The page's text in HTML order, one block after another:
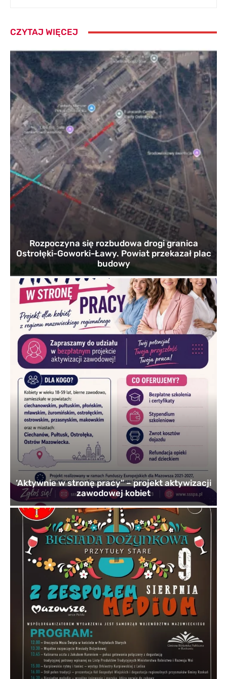
CZYTAJ WIĘCEJ
Rozpoczyna się rozbudowa drogi granica
Ostrołęki-Goworki-Ławy. Powiat przekazał plac
budowy
’Aktywnie w stronę pracy” – projekt aktywizacji
zawodowej kobiet